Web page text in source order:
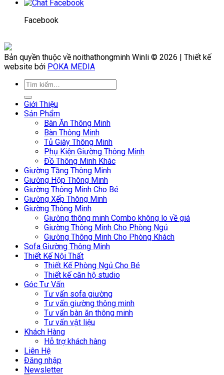
Facebook
Bản quyền thuộc về noithathongminh Winli © 2026 | Thiết kế
website bởi POKA MEDIA
Giới Thiệu
Sản Phẩm
Bàn Ăn Thông Minh
Bàn Thông Minh
Tủ Giày Thông Minh
Phụ Kiện Giường Thông Minh
Đồ Thông Minh Khác
Giường Tầng Thông Minh
Giường Hộp Thông Minh
Giường Thông Minh Cho Bé
Giường Xếp Thông Minh
Giường Thông Minh
Giường thông minh Combo không lo về giá
Giường Thông Minh Cho Phòng Ngủ
Giường Thông Minh Cho Phòng Khách
Sofa Giường Thông Minh
Thiết Kế Nội Thất
Thiết Kế Phòng Ngủ Cho Bé
Thiết kế căn hộ studio
Góc Tư Vấn
Tư vấn sofa giường
Tư vấn giường thông minh
Tư vấn bàn ăn thông minh
Tư vấn vật liệu
Khách Hàng
Hỗ trợ khách hàng
Liên Hệ
Đăng nhập
Newsletter